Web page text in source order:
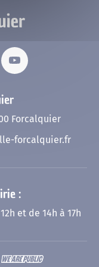
de l’habitat
Forcalquier
forcalquier.fr
:
et de 14h à 17h